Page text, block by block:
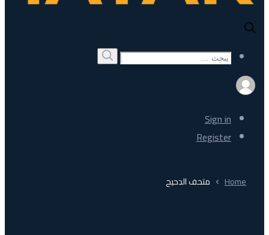
Search
بحث
Sign in
Register
Home متحف الدحيح